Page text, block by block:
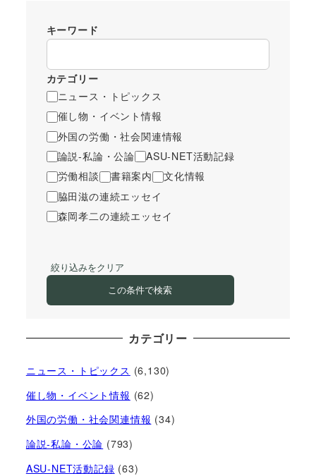
キーワード
カテゴリー
ニュース・トピックス
催し物・イベント情報
外国の労働・社会関連情報
論説-私論・公論
ASU-NET活動記録
労働相談
書籍案内
文化情報
脇田滋の連続エッセイ
森岡孝二の連続エッセイ
絞り込みをクリア
この条件で検索
カテゴリー
ニュース・トピックス (6,130)
催し物・イベント情報 (62)
外国の労働・社会関連情報 (34)
論説-私論・公論 (793)
ASU-NET活動記録 (63)